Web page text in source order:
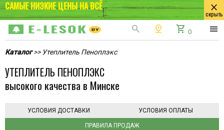
САМЫЕ НИЗКИЕ ЦЕНЫ НА ВСЁ close
скрыть
search pin_drop shopping_cart 0 menu
Каталог>> Утеплитель Пеноплэкс
УТЕПЛИТЕЛЬ ПЕНОПЛЭКС
высокого качества в Минске
ПРАВИЛА ПРОДАЖ
УСЛОВИЯ ДОСТАВКИ УСЛОВИЯ ОПЛАТЫ